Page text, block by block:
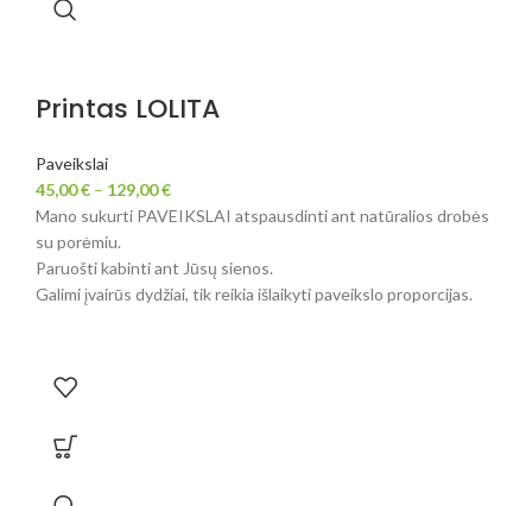
Printas LOLITA
Paveikslai
45,00€ – 129,00€
Mano sukurti PAVEIKSLAI atspausdinti ant natūralios drobės
su porėmiu.
Paruošti kabinti ant Jūsų sienos.
Galimi įvairūs dydžiai, tik reikia išlaikyti paveikslo proporcijas.